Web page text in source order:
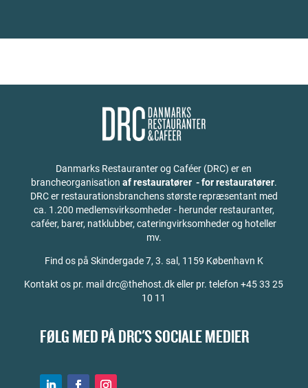
Danmarks Restauranter og Caféer (DRC) er en
brancheorganisation af restauratører - for restauratører.
DRC er restaurationsbranchens største repræsentant med
ca. 1.200 medlemsvirksomheder - herunder restauranter,
caféer, barer, natklubber, cateringvirksomheder og hoteller
mv.
Find os på Skindergade 7, 3. sal, 1159 København K
Kontakt os pr. mail drc@thehost.dk eller pr. telefon +45 33 25
10 11
FØLG MED PÅ DRC'S SOCIALE MEDIER